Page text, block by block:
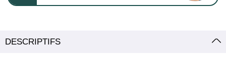
DESCRIPTIFS